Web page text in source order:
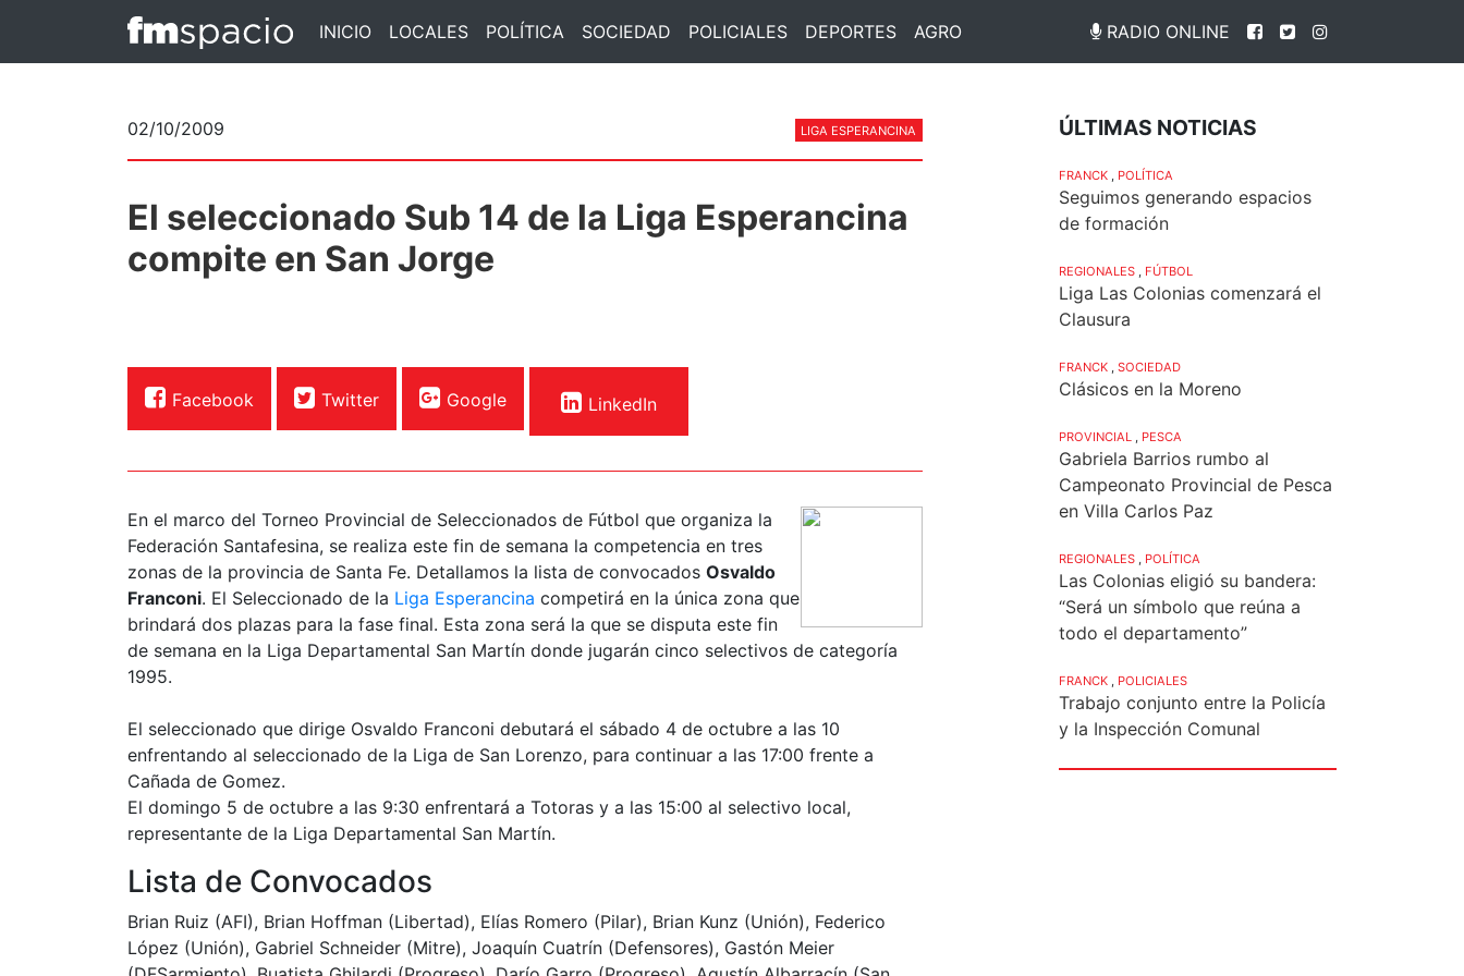
INICIO LOCALES POLÍTICA SOCIEDAD POLICIALES DEPORTES AGRO RADIO ONLINE
02/10/2009 LIGA ESPERANCINA
El seleccionado Sub 14 de la Liga Esperancina
compite en San Jorge
Facebook Twitter Google LinkedIn
En el marco del Torneo Provincial de Seleccionados de Fútbol que organiza la
Federación Santafesina, se realiza este fin de semana la competencia en tres
zonas de la provincia de Santa Fe. Detallamos la lista de convocados Osvaldo
Franconi. El Seleccionado de la Liga Esperancina competirá en la única zona que
brindará dos plazas para la fase final. Esta zona será la que se disputa este fin
de semana en la Liga Departamental San Martín donde jugarán cinco selectivos de categoría
1995.
El seleccionado que dirige Osvaldo Franconi debutará el sábado 4 de octubre a las 10
enfrentando al seleccionado de la Liga de San Lorenzo, para continuar a las 17:00 frente a
Cañada de Gomez.
El domingo 5 de octubre a las 9:30 enfrentará a Totoras y a las 15:00 al selectivo local,
representante de la Liga Departamental San Martín.
Lista de Convocados
Brian Ruiz (AFI), Brian Hoffman (Libertad), Elías Romero (Pilar), Brian Kunz (Unión), Federico
López (Unión), Gabriel Schneider (Mitre), Joaquín Cuatrín (Defensores), Gastón Meier
ÚLTIMAS NOTICIAS
FRANCK POLÍTICA
Seguimos generando espacios
de formación
REGIONALES FÚTBOL
Liga Las Colonias comenzará el
Clausura
FRANCK SOCIEDAD
Clásicos en la Moreno
PROVINCIAL PESCA
Gabriela Barrios rumbo al
Campeonato Provincial de Pesca
en Villa Carlos Paz
REGIONALES POLÍTICA
Las Colonias eligió su bandera:
“Será un símbolo que reúna a
todo el departamento”
FRANCK POLICIALES
Trabajo conjunto entre la Policía
y la Inspección Comunal